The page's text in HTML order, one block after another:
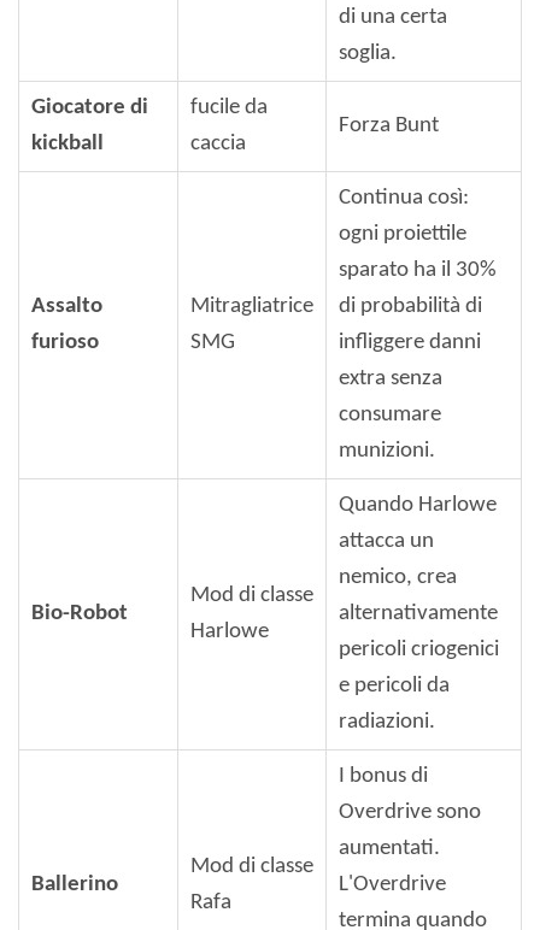
di una certa
soglia.
Giocatore di
kickball
fucile da
caccia
Forza Bunt
Assalto
furioso
Mitragliatrice
SMG
Continua così:
ogni proiettile
sparato ha il 30%
di probabilità di
infliggere danni
extra senza
consumare
munizioni.
Bio-Robot
Mod di classe
Harlowe
Quando Harlowe
attacca un
nemico, crea
alternativamente
pericoli criogenici
e pericoli da
radiazioni.
Ballerino
Mod di classe
Rafa
I bonus di
Overdrive sono
aumentati.
L'Overdrive
termina quando